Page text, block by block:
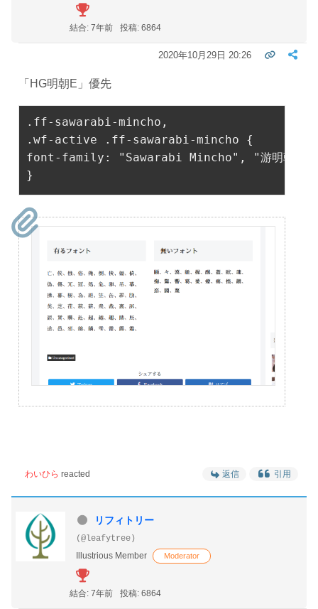
結合: 7年前 投稿: 6864
2020年10月29日 20:26
「HG明朝E」優先
.ff-sawarabi-mincho ,
.wf-active
.ff-sawarabi-mincho {
font-family : "Sawarabi Mincho" , "游明朝"
}
わいひら reacted 返信 引用
リフィトリー
(@leafytree)
Illustrious Member
Moderator
結合: 7年前 投稿: 6864